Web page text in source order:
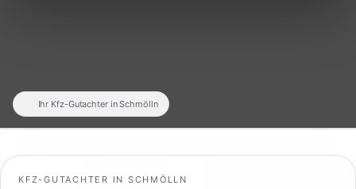
KFZ-GUTACHTER IN SCHMÖLLN
Ihr Kfz-Gutachter in Schmölln